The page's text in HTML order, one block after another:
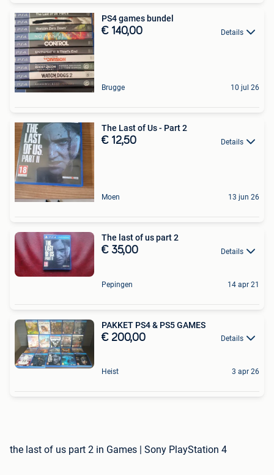
PS4 games bundel
€ 140,00 Details
Brugge 10 jul 26
The Last of Us - Part 2
€ 12,50 Details
Moen 13 jun 26
The last of us part 2
€ 35,00 Details
Pepingen 14 apr 21
PAKKET PS4 & PS5 GAMES
€ 200,00 Details
Heist 3 apr 26
the last of us part 2 in Games | Sony PlayStation 4